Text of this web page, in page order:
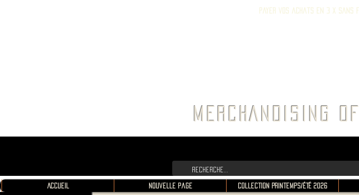
Payer vos achats en 3 x sans
MERCHANDISING
Accueil Nouvelle page Collection Printemps/Été 2026